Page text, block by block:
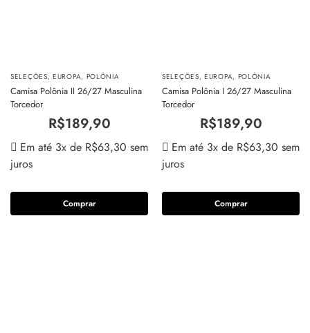
SELEÇÕES,EUROPA, POLÔNIA
Camisa Polônia II 26/27 Masculina
Torcedor
R$189,90
Em até 3x de R$63,30 sem
juros
Comprar
SELEÇÕES,EUROPA, POLÔNIA
Camisa Polônia I 26/27 Masculina
Torcedor
R$189,90
Em até 3x de R$63,30 sem
juros
Comprar